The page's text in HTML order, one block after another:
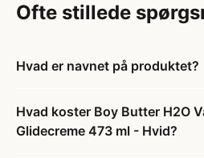
Ofte stillede
Hvad er navnet på produktet?
Hvad koster Boy Butter H2O
Glidecreme 473 ml - Hvid?